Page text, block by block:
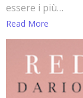
essere i più…
Read More